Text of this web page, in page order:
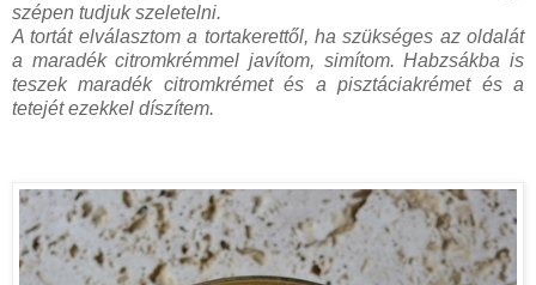
szépen tudjuk szeletelni.
A tortát elválasztom a tortakerettől, ha szükséges az oldalát
a maradék citromkrémmel javítom, simítom. Habzsákba is
teszek maradék citromkrémet és a pisztáciakrémet és a
tetejét ezekkel díszítem.